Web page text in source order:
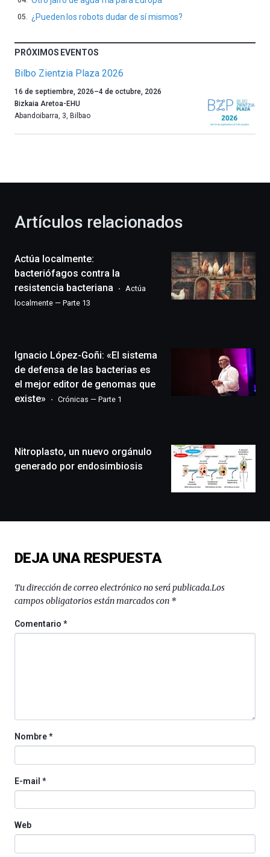
¿Pueden los robots dudar de sí mismos?
PRÓXIMOS EVENTOS
Bilbo Zientzia Plaza 2026
Un
año
más,
celebración
novena
edición
de
Zientzia
festival
que
llenará
ciudad
conferencias,
docufórums
septiembre
4
de
La
iniciativa,
16 de septiembre, 2026–4 de octubre, 2026
Bizkaia Aretoa-EHU
Abandoibarra, 3, Bilbao
Artículos relacionados
Actúa localmente:
bacteriófagos contra la
resistencia bacteriana
Actúa
localmente — Parte 13
Ignacio López-Goñi: «El sistema
de defensa de las bacterias es
el mejor editor de genomas que
existe»
Crónicas — Parte 1
Nitroplasto, un nuevo orgánulo
generado por endosimbiosis
DEJA UNA RESPUESTA
Tu dirección de correo electrónico no será publicada.Los
campos obligatorios están marcados con *
Comentario*
Nombre*
E-mail *
Web